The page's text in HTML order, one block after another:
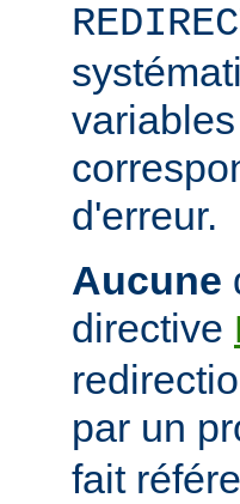
d'erreur.
Aucune
directive
par un
fait